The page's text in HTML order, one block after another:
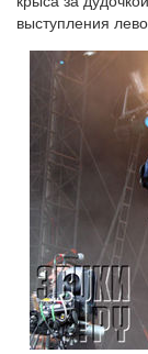
выступления